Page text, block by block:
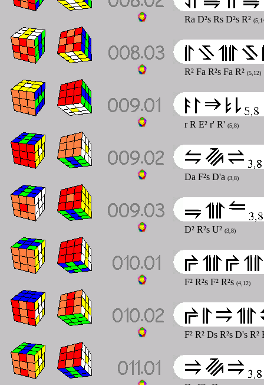
Ra D²s Rs D²s R²
R² Fa R²s Fa R² (5,12)
r R E² r' R' (5,8)
Da F²s D'a (3,8)
D² R²s U² (3,8)
F² R²s F² R²s (4,12)
F² R² Ds R²s D's R²